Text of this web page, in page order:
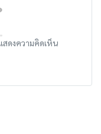
ดงความคิดเห็น